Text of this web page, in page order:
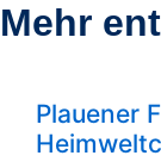
Mehr
Plauener